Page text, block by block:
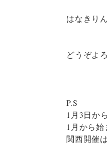
はなきり
どうぞよ
P.S
1月3日か
1月から始
関西開催